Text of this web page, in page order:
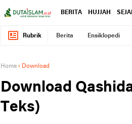
BERITA HUJJAH
Rubrik Berita Ensiklopedi
Home › Download
Download
Teks)